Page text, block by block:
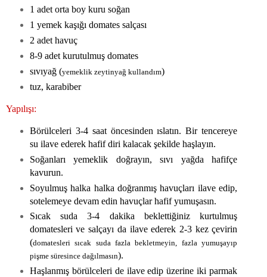
1 adet orta boy kuru soğan
1 yemek kaşığı domates salçası
2 adet havuç
8-9 adet kurutulmuş domates
sıvıyağ (yemeklik zeytinyağ kullandım)
tuz, karabiber
Yapılışı:
Börülceleri 3-4 saat öncesinden ıslatın. Bir tencereye
su ilave ederek hafif diri kalacak şekilde haşlayın.
Soğanları yemeklik doğrayın, sıvı yağda hafifçe
kavurun.
Soyulmuş halka halka doğranmış havuçları ilave edip,
sotelemeye devam edin havuçlar hafif yumuşasın.
Sıcak suda 3-4 dakika beklettiğiniz kurtulmuş
domatesleri ve salçayı da ilave ederek 2-3 kez çevirin
(domatesleri sıcak suda fazla bekletmeyin, fazla yumuşayıp
pişme süresince dağılmasın).
Haşlanmış börülceleri de ilave edip üzerine iki parmak